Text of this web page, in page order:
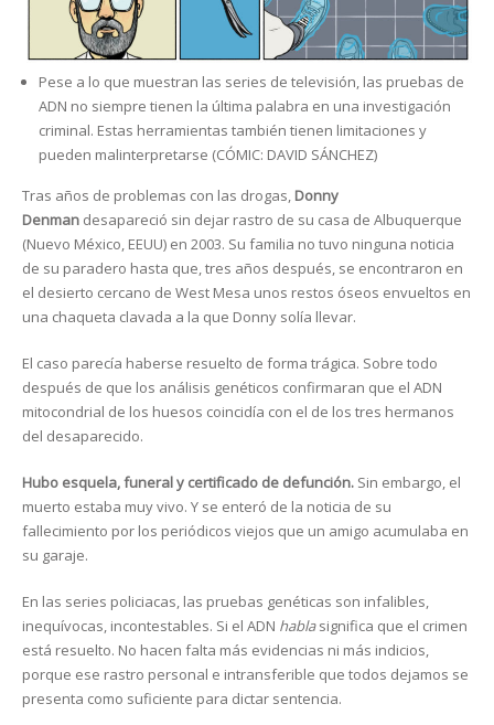
Pese a lo que muestran las series de televisión, las pruebas de
ADN no siempre tienen la última palabra en una investigación
criminal. Estas herramientas también tienen limitaciones y
pueden malinterpretarse (CÓMIC: DAVID SÁNCHEZ)
Tras años de problemas con las drogas, Donny
Denman desapareció sin dejar rastro de su casa de Albuquerque
(Nuevo México, EEUU) en 2003. Su familia no tuvo ninguna noticia
de su paradero hasta que, tres años después, se encontraron en
el desierto cercano de West Mesa unos restos óseos envueltos en
una chaqueta clavada a la que Donny solía llevar.
El caso parecía haberse resuelto de forma trágica. Sobre todo
después de que los análisis genéticos confirmaran que el ADN
mitocondrial de los huesos coincidía con el de los tres hermanos
del desaparecido.
Hubo esquela, funeral y certificado de defunción. Sin embargo, el
muerto estaba muy vivo. Y se enteró de la noticia de su
fallecimiento por los periódicos viejos que un amigo acumulaba en
su garaje.
En las series policiacas, las pruebas genéticas son infalibles,
inequívocas, incontestables. Si el ADN hablasignifica que el crimen
está resuelto. No hacen falta más evidencias ni más indicios,
porque ese rastro personal e intransferible que todos dejamos se
presenta como suficiente para dictar sentencia.